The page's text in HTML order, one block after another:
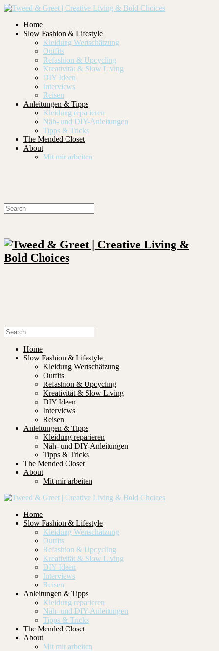
Home
Slow Fashion & Lifestyle
Kleidung Wertschätzung
Outfits
Refashion & Upcycling
Kreativität & Slow Living
DIY Ideen
Interviews
Reisen
Anleitungen & Tipps
Kleidung reparieren
Näh- und DIY-Anleitungen
Tipps & Tricks
The Mended Closet
About
Mit mir arbeiten
Home
Slow Fashion & Lifestyle
Kleidung Wertschätzung
Outfits
Refashion & Upcycling
Kreativität & Slow Living
DIY Ideen
Interviews
Reisen
Anleitungen & Tipps
Kleidung reparieren
Näh- und DIY-Anleitungen
Tipps & Tricks
The Mended Closet
About
Mit mir arbeiten
Home
Slow Fashion & Lifestyle
Kleidung Wertschätzung
Outfits
Refashion & Upcycling
Kreativität & Slow Living
DIY Ideen
Interviews
Reisen
Anleitungen & Tipps
Kleidung reparieren
Näh- und DIY-Anleitungen
Tipps & Tricks
The Mended Closet
About
Mit mir arbeiten